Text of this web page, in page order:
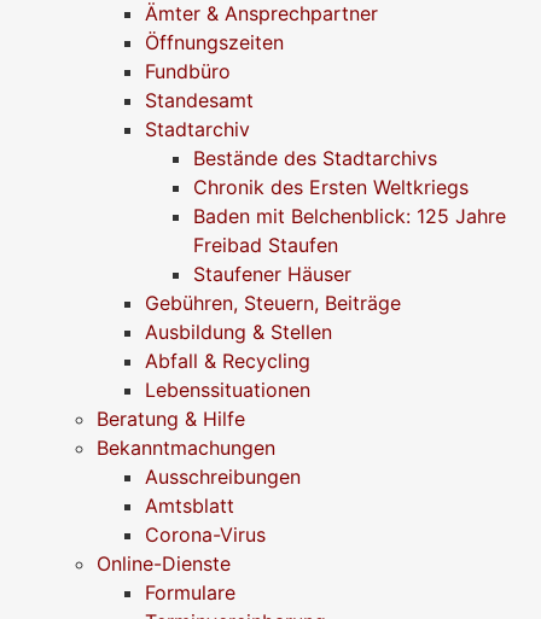
Ämter & Ansprechpartner
Öffnungszeiten
Fundbüro
Standesamt
Stadtarchiv
Bestände des Stadtarchivs
Chronik des Ersten Weltkriegs
Baden mit Belchenblick: 125 Jahre
Freibad Staufen
Staufener Häuser
Gebühren, Steuern, Beiträge
Ausbildung & Stellen
Abfall & Recycling
Lebenssituationen
Beratung & Hilfe
Bekanntmachungen
Ausschreibungen
Amtsblatt
Corona-Virus
Online-Dienste
Formulare